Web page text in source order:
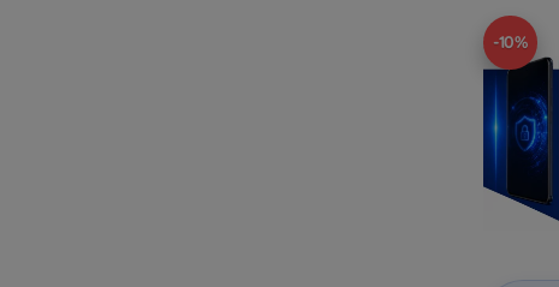
-10%